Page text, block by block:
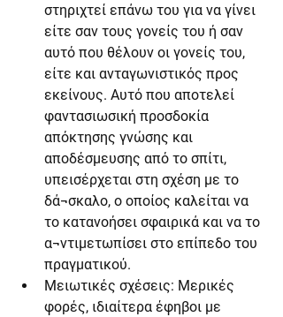
στηριχτεί επάνω του για να γίνει
είτε σαν τους γονείς του ή σαν
αυτό που θέλουν οι γονείς του,
είτε και ανταγωνιστικός προς
εκείνους. Αυτό που αποτελεί
φαντασιωσική προσδοκία
απόκτησης γνώσης και
αποδέσμευσης από το σπίτι,
υπεισέρχεται στη σχέση με το
δά¬σκαλο, ο οποίος καλείται να
το κατανοήσει σφαιρικά και να το
α¬ντιμετωπίσει στο επίπεδο του
πραγματικού.
Μειωτικές σχέσεις: Μερικές
φορές, ιδιαίτερα έφηβοι με